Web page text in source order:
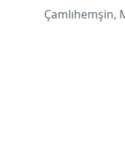
Çamlıhemşin,